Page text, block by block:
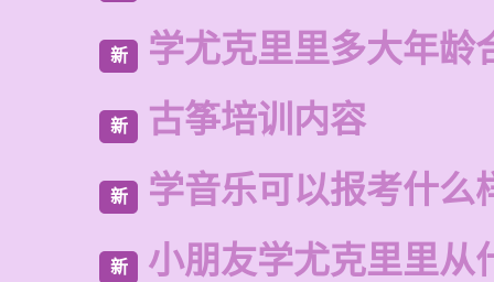
新 学尤克里里多大年龄
新 古筝培训内容
新 学音乐可以报考什么
新 小朋友学尤克里里从